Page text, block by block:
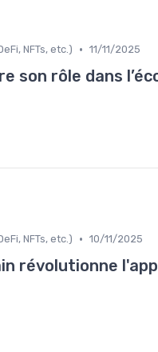
NFTs, etc.) • 11/11/2025
son rôle dans
NFTs, etc.) • 10/11/2025
révolutionne